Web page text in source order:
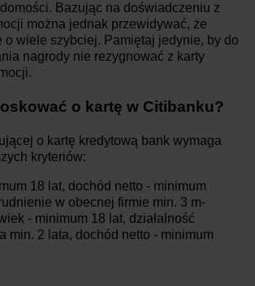
Bazując na doświadczeniu z
można jednak przewidywać, że
o wiele szybciej. Pamiętaj jedynie, by do
nagrody nie rezygnować z karty
o kartę w Citibanku?
o kartę kredytową bank wymaga
kryteriów:
18 lat, dochód netto - minimum
w obecnej firmie min. 3 m-
- minimum 18 lat, działalność
min. 2 lata, dochód netto - minimum